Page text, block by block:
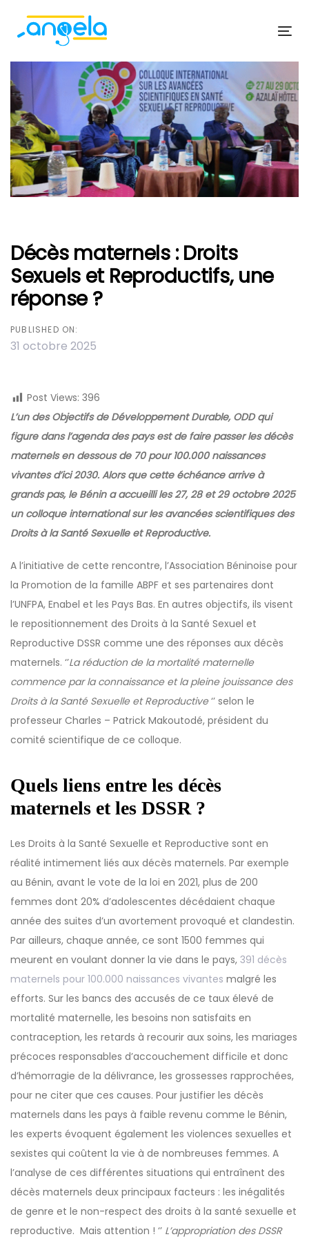
navigation
Skip
content
Décès maternels : Droits
Sexuels et Reproductifs, une
réponse ?
PUBLISHED ON:
31 octobre 2025
Post Views: 396
L’un des Objectifs de Développement Durable, ODD qui
figure dans l’agenda des pays est de faire passer les décès
maternels en dessous de 70 pour 100.000 naissances
vivantes d’ici 2030. Alors que cette échéance arrive à
grands pas, le Bénin a accueilli les 27, 28 et 29 octobre 2025
un colloque international sur les avancées scientifiques des
Droits à la Santé Sexuelle et Reproductive.
A l’initiative de cette rencontre, l’Association Béninoise pour
la Promotion de la famille ABPF et ses partenaires dont
l’UNFPA, Enabel et les Pays Bas. En autres objectifs, ils visent
le repositionnement des Droits à la Santé Sexuel et
Reproductive DSSR comme une des réponses aux décès
maternels. ‘’La réduction de la mortalité maternelle
commence par la connaissance et la pleine jouissance des
Droits à la Santé Sexuelle et Reproductive‘’ selon le
professeur Charles – Patrick Makoutodé, président du
comité scientifique de ce colloque.
Quels liens entre les décès
maternels et les DSSR ?
Les Droits à la Santé Sexuelle et Reproductive sont en
réalité intimement liés aux décès maternels. Par exemple
au Bénin, avant le vote de la loi en 2021, plus de 200
femmes dont 20% d’adolescentes décédaient chaque
année des suites d’un avortement provoqué et clandestin.
Par ailleurs, chaque année, ce sont 1500 femmes qui
meurent en voulant donner la vie dans le pays, 391 décès
maternels pour 100.000 naissances vivantes malgré les
efforts. Sur les bancs des accusés de ce taux élevé de
mortalité maternelle, les besoins non satisfaits en
contraception, les retards à recourir aux soins, les mariages
précoces responsables d’accouchement difficile et donc
d’hémorragie de la délivrance, les grossesses rapprochées,
pour ne citer que ces causes. Pour justifier les décès
maternels dans les pays à faible revenu comme le Bénin,
les experts évoquent également les violences sexuelles et
sexistes qui coûtent la vie à de nombreuses femmes. A
l’analyse de ces différentes situations qui entraînent des
décès maternels deux principaux facteurs : les inégalités
de genre et le non-respect des droits à la santé sexuelle et
reproductive. Mais attention ! ‘’ L’appropriation des DSSR